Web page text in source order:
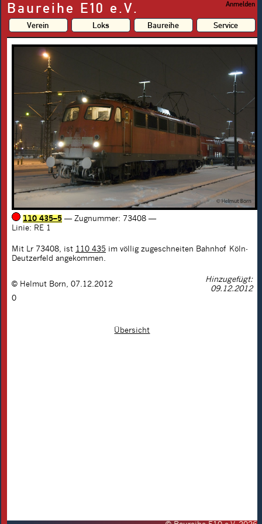
Baureihe E10 e.V. Anmelden
Verein Loks Baureihe Service
110 435–5 — Zugnummer: 73408 —
Linie: RE 1
Mit Lr 73408, ist 110 435 im völlig zugeschneiten Bahnhof Köln-
Deutzerfeld angekommen.
© Helmut Born 07.12.2012
Hinzugefügt:
09.12.2012
0
Übersicht